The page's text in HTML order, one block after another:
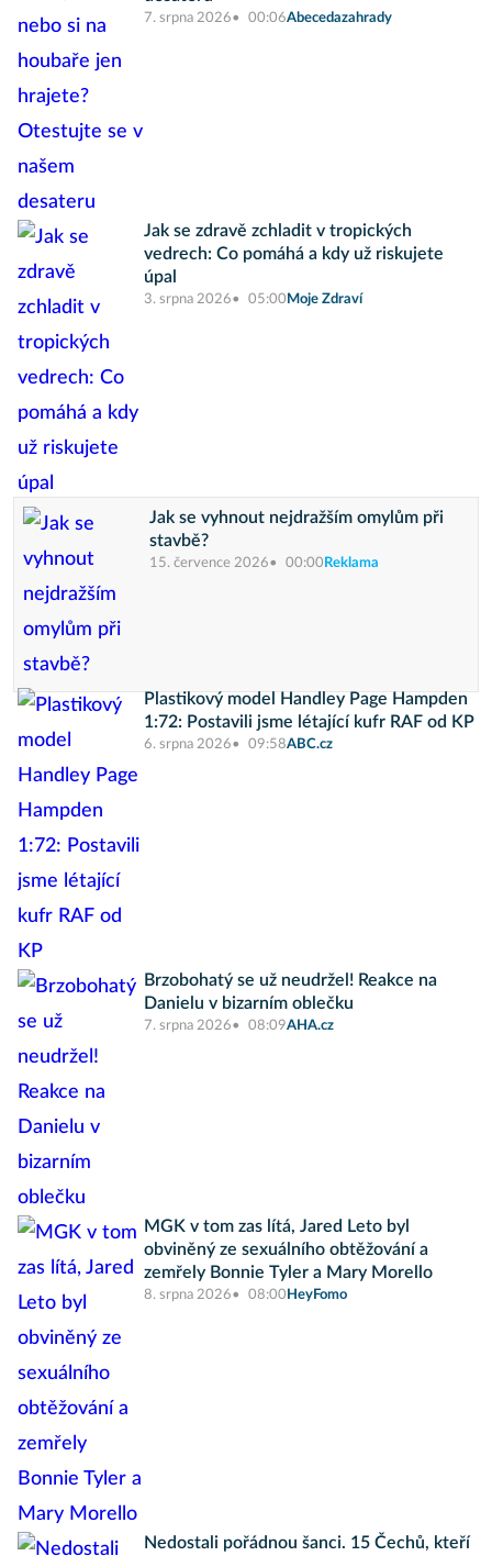
7. srpna 2026 00:06Abecedazahrady
Jak se zdravě zchladit v tropických
vedrech: Co pomáhá a kdy už riskujete
úpal
3. srpna 2026 05:00 Moje Zdraví
Jak se vyhnout nejdražším omylům při
stavbě?
15. července 2026 00:00 Reklama
Plastikový model Handley Page Hampden
1:72: Postavili jsme létající kufr RAF od KP
6. srpna 2026 09:58ABC.cz
Brzobohatý se už neudržel! Reakce na
Danielu v bizarním oblečku
7. srpna 2026 08:09AHA.cz
MGK v tom zas lítá, Jared Leto byl
obviněný ze sexuálního obtěžování a
zemřely Bonnie Tyler a Mary Morello
8. srpna 2026 08:00 HeyFomo
Nedostali pořádnou šanci. 15 Čechů, kteří